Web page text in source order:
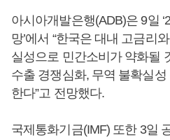
아시아개발은행(ADB)은 9일
망’에서 “한국은 대내 고금리
실성으로 민간소비가 약화될
수출 경쟁심화, 무역 불확실
한다”고 전망했다.
국제통화기금(IMF) 또한 3일